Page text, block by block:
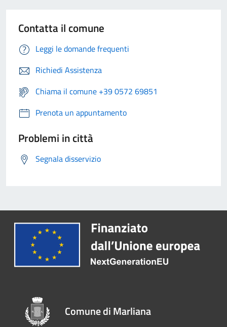
Contatta il comune
Leggi le domande frequenti
Richiedi Assistenza
Chiama il comune +39 0572 69851
Prenota un appuntamento
Problemi in città
Segnala disservizio
Comune di Marliana